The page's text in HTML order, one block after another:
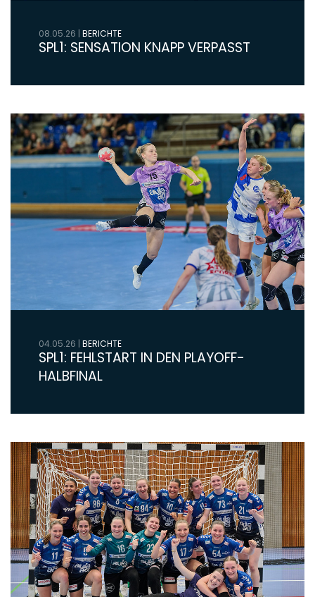
08.05.26 | BERICHTE
SPL1: SENSATION KNAPP VERPASST
04.05.26 | BERICHTE
SPL1: FEHLSTART IN DEN PLAYOFF-
HALBFINAL